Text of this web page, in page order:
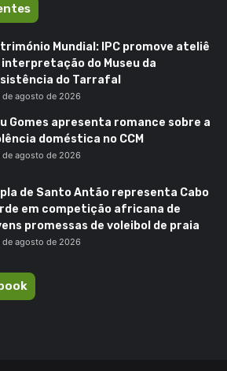
Mundial: IPC promove ateliê
interpretação do Museu da
do Tarrafal
de agosto de 2026
Gomes apresenta romance sobre a
doméstica no CCM
de agosto de 2026
de Santo Antão representa Cabo
em competição africana de
promessas de voleibol de praia
de agosto de 2026